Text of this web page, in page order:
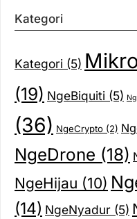
Kategori
Kategori (5)
(19) NgeBiquiti (5)
(36) NgeCrypto (2)
NgeDrone (18)
NgeHijau (10)
(14) NgeNyadur (5)